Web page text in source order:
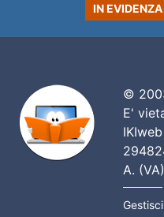
IN EVIDENZA
©
E'
A.